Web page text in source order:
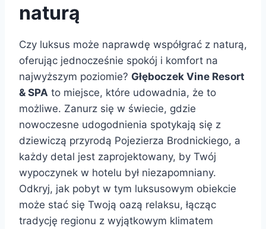
naturą
Czy luksus może naprawdę współgrać z naturą,
oferując jednocześnie spokój i komfort na
najwyższym poziomie? Głęboczek Vine Resort
& SPA to miejsce, które udowadnia, że to
możliwe. Zanurz się w świecie, gdzie
nowoczesne udogodnienia spotykają się z
dziewiczą przyrodą Pojezierza Brodnickiego, a
każdy detal jest zaprojektowany, by Twój
wypoczynek w hotelu był niezapomniany.
Odkryj, jak pobyt w tym luksusowym obiekcie
może stać się Twoją oazą relaksu, łącząc
tradycję regionu z wyjątkowym klimatem